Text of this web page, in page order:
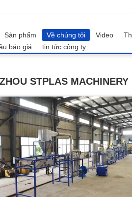
Sản phẩm Về chúng tôi Video
báo giá
tin tức công ty
STPLAS MACHINERY